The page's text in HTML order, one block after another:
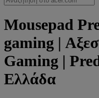
Mousepad
gaming |
Gaming |
Ελλάδα